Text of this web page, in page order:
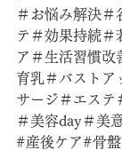
＃お悩み解決＃
テ＃効果持続＃
ア＃生活習慣改
育乳＃バストア
サージ＃エステ
＃美容day＃美
#産後ケア#骨